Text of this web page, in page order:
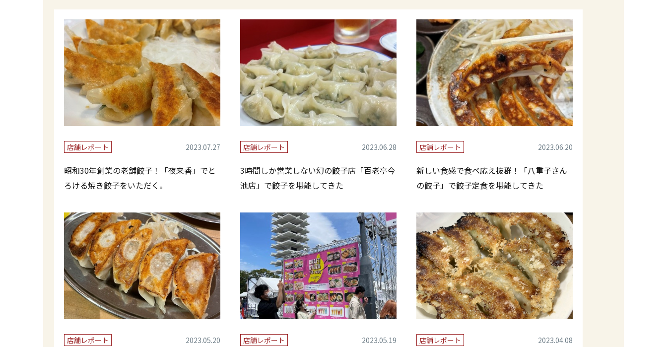
店舗レポート 2023.07.27
昭和30年創業の老舗餃子！「夜来香」でと
ろける焼き餃子をいただく。
店舗レポート 2023.06.28
3時間しか営業しない幻の餃子店「百老亭今
池店」で餃子を堪能してきた
店舗レポート 2023.06.20
新しい食感で食べ応え抜群！「八重子さん
の餃子」で餃子定食を堪能してきた
店舗レポート 2023.05.20 店舗レポート 2023.05.19 店舗レポート 2023.04.08